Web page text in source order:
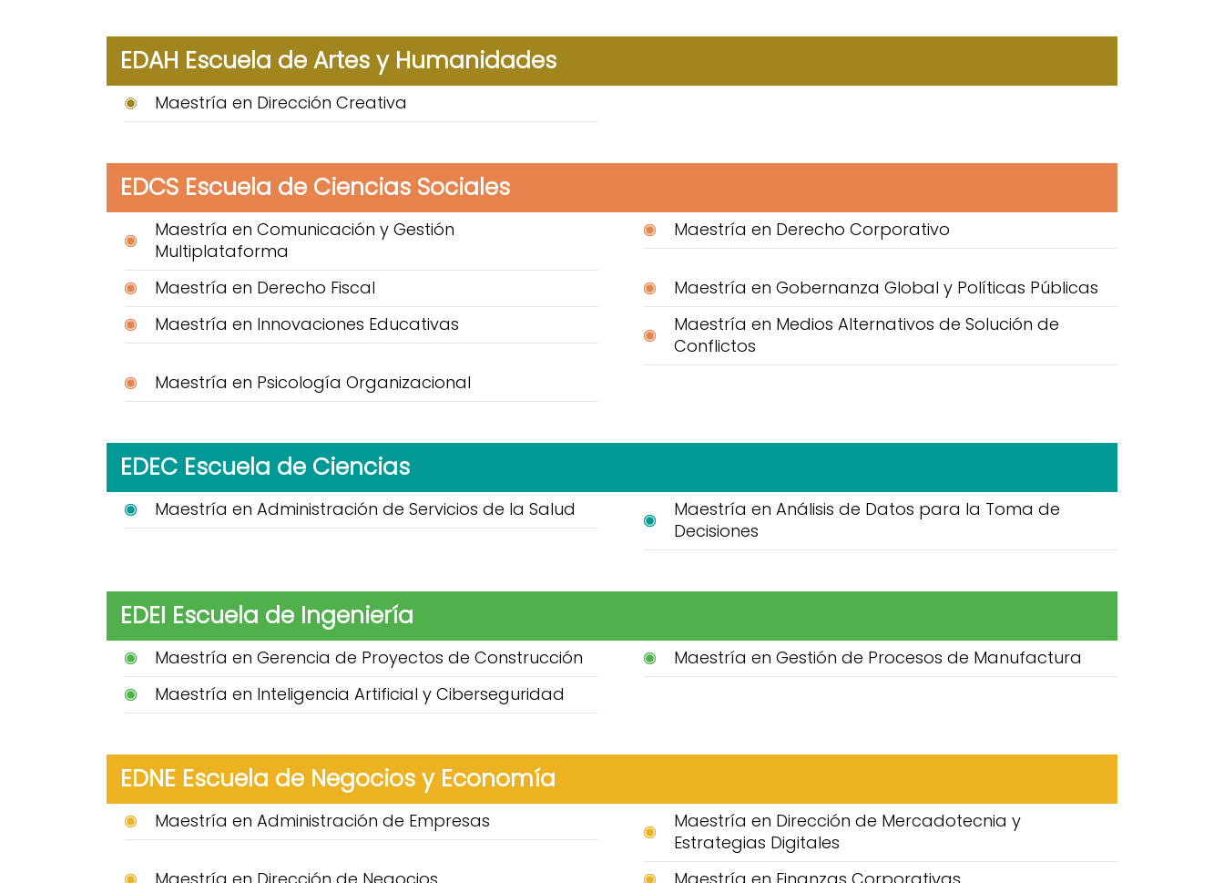
EDAH Escuela de Artes y Humanidades
Maestría en Dirección Creativa
EDCS Escuela de Ciencias Sociales
Maestría en Comunicación y Gestión
Multiplataforma
Maestría en Derecho Corporativo
Maestría en Derecho Fiscal
Maestría en Gobernanza Global y Políticas Públicas
Maestría en Innovaciones Educativas
Maestría en Medios Alternativos de Solución de
Conflictos
Maestría en Psicología Organizacional
EDEC Escuela de Ciencias
Maestría en Administración de Servicios de la Salud
Maestría en Análisis de Datos para la Toma de
Decisiones
EDEI Escuela de Ingeniería
Maestría en Gerencia de Proyectos de Construcción
Maestría en Gestión de Procesos de Manufactura
Maestría en Inteligencia Artificial y Ciberseguridad
EDNE Escuela de Negocios y Economía
Maestría en Administración de Empresas
Maestría en Dirección de Mercadotecnia y
Estrategias Digitales